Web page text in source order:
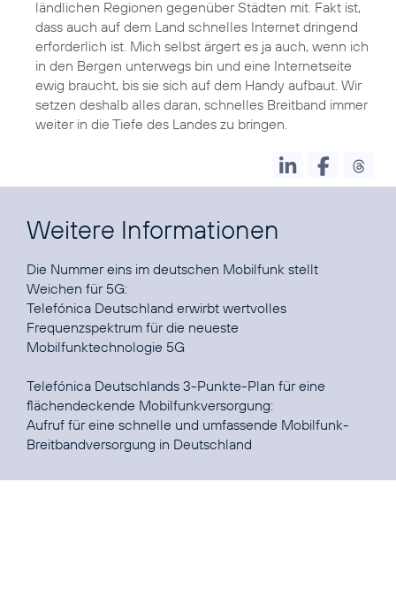
ländlichen Regionen gegenüber Städten mit. Fakt ist,
dass auch auf dem Land schnelles Internet dringend
erforderlich ist. Mich selbst ärgert es ja auch, wenn ich
in den Bergen unterwegs bin und eine Internetseite
ewig braucht, bis sie sich auf dem Handy aufbaut. Wir
setzen deshalb alles daran, schnelles Breitband immer
weiter in die Tiefe des Landes zu bringen.
Weitere Informationen
Die Nummer eins im deutschen Mobilfunk stellt
Telefónica Deutschland erwirbt wertvolles
Frequenzspektrum für die neueste
Mobilfunktechnologie 5G
Telefónica Deutschlands 3-Punkte-Plan für eine
Aufruf für eine schnelle und umfassende Mobilfunk-
Breitbandversorgung in Deutschland